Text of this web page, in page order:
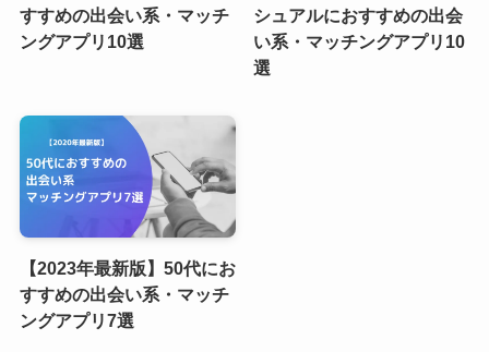
すすめの出会い系・マッチ
ングアプリ10選
シュアルにおすすめの出会
い系・マッチングアプリ10
選
【2023年最新版】50代にお
すすめの出会い系・マッチ
ングアプリ7選